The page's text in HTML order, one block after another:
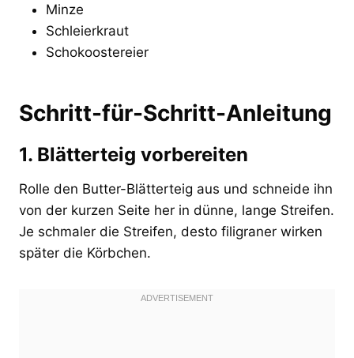
Minze
Schleierkraut
Schokoostereier
Schritt-für-Schritt-Anleitung
1. Blätterteig vorbereiten
Rolle den Butter-Blätterteig aus und schneide ihn
von der kurzen Seite her in dünne, lange Streifen.
Je schmaler die Streifen, desto filigraner wirken
später die Körbchen.